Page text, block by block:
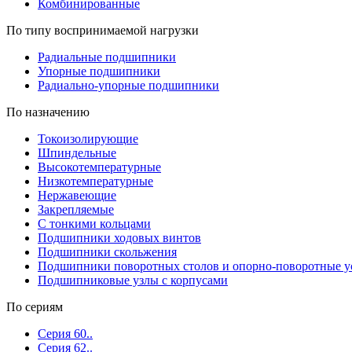
Комбинированные
По типу воспринимаемой нагрузки
Радиальные подшипники
Упорные подшипники
Радиально-упорные подшипники
По назначению
Токоизолирующие
Шпиндельные
Высокотемпературные
Низкотемпературные
Нержавеющие
Закрепляемые
С тонкими кольцами
Подшипники ходовых винтов
Подшипники скольжения
Подшипники поворотных столов и опорно-поворотные
Подшипниковые узлы с корпусами
По сериям
Серия 60..
Серия 62..